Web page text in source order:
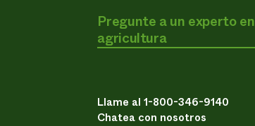
Pregunte a un experto en
agricultura
Llame al 1-800-346-9140
Chatea con nosotros